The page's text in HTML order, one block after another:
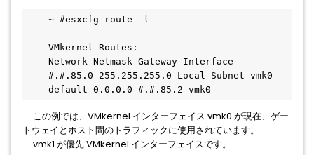
    ~ #esxcfg-route -l
    VMkernel Routes:
    Network Netmask Gateway Interface
    #.#.85.0 255.255.255.0 Local Subnet vmk0
    default 0.0.0.0 #.#.85.2 vmk0
この例では、VMkernel インターフェイス vmk0 が現在、ゲー
トウェイとホスト間のトラフィックに使用されています。
vmk1 が優先 VMkernel インターフェイスです。